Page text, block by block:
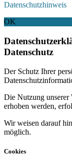
Datenschutzhinweis
OK
Datenschutz
Der Schutz Ihrer
Die Nutzung unserer
erhoben werden,
Wir weisen darauf
möglich.
Cookies